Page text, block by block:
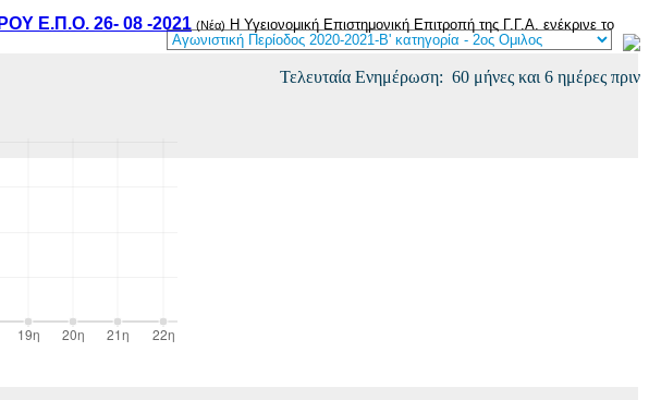
Ε.Π.Ο. 26- 08 -2021 (Νέα) Η Υγειονομική Επιστημονική Επιτροπή της Γ.Γ.Α. ενέκρινε το
Τελευταία Ενημέρωση: 60 μήνες και 6 ημέρες πριν